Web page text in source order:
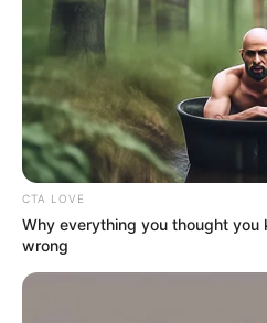
ΠΑΜΕ ΝΑ ΔΟΥΜΕ...
ΚΟΙΝΩΝΙΚΑ ΔΙΚΤΥΑ
FACEBOOK
CTA LOVE
Why everything you thought
wrong